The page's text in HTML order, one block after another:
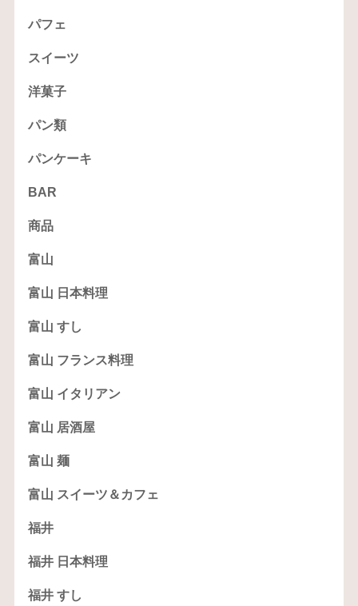
パフェ
スイーツ
洋菓子
パン類
パンケーキ
BAR
商品
富山
富山 日本料理
富山 すし
富山 フランス料理
富山 イタリアン
富山 居酒屋
富山 麺
富山 スイーツ＆カフェ
福井
福井 日本料理
福井 すし